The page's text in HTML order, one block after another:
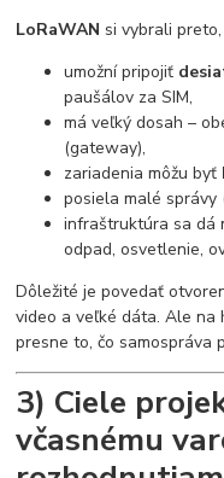
LoRaWAN si vybrali preto,
umožní pripojiť
paušálov za SIM,
má veľký dosah –
(gateway),
zariadenia môžu byť
posiela malé správy
infraštruktúra sa dá
odpad, osvetlenie,
Dôležité je povedať
video a veľké dáta. Ale na
presne to, čo samospráva
3) Ciele
včasnému